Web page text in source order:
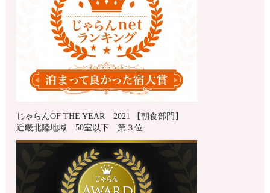
じゃらんOF THE YEAR 2021 【朝食部門】
近畿北陸地域 50室以下 第３位